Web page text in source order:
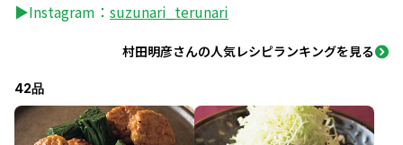
▶Instagram： suzunari_terunari
村田明彦さんの人気レシピランキングを見る
42品